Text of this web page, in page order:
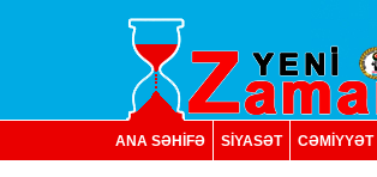
ANA SƏHİFƏ SİYASƏT CƏMİYYƏT